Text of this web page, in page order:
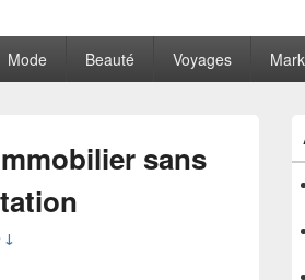
Mode Beauté Voyages
sans
↓
de